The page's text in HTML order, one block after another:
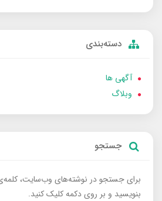
دسته‌بندی
آگهی ها
وبلاگ
جستجو
برای جستجو در نوشته‌های وب‌سایت،
بنویسید و بر روی دکمه کلیک کنید.